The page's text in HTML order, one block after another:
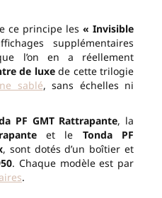
ce principe les « Invisible
supplémentaires
l’on en a réellement
de luxede cette trilogie
sablé, sans échelles ni
PF GMT Rattrapante, la
et le Tonda PF
, sont dotés d’un boîtier et
. Chaque modèle est par
.